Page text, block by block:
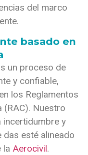
del marco
basado en
un proceso de
y confiable,
los Reglamentos
(RAC). Nuestro
incertidumbre y
das esté alineado
la Aerocivil.